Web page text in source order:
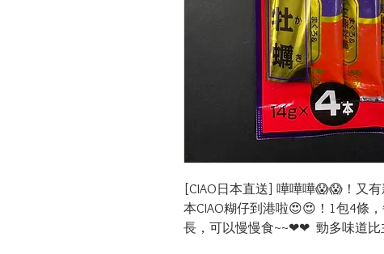
[CIAO日本直送] 嘩嘩嘩😱😱！又
本CIAO糊仔到港啦😍😍！1包4條
長，可以慢慢食~~❤❤  勁多味道比